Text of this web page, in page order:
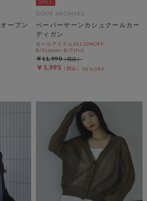
ープン
DOUX ARCHIVES
ペーパーヤーンカシュクールカー
ディガン
セールアイテムALL10%OFF
8/3(mon)~8/7(fri)
￥5,995 50％OFF
￥11,990